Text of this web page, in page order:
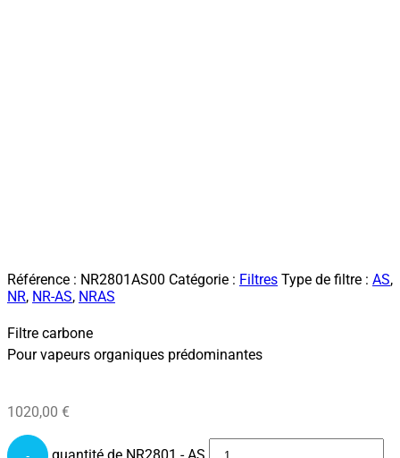
Référence : NR2801AS00 Catégorie : Filtres Type de filtre : AS,
NR, NR-AS, NRAS
Filtre carbone
Pour vapeurs organiques prédominantes
1020,00 €